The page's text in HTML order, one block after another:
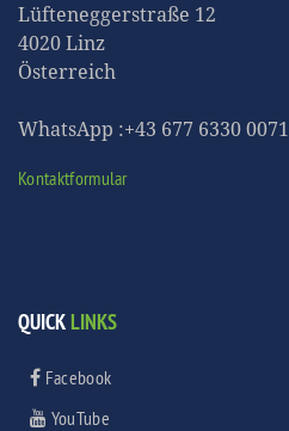
Lüfteneggerstraße 12
4020 Linz
Österreich
WhatsApp :+43 677 6330 0071
Kontaktformular
QUICKLINKS
Facebook
YouTube